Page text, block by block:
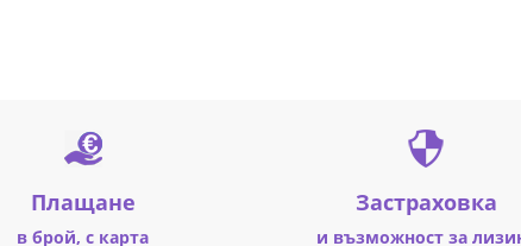
Плащане
в брой, с карта
Застраховка
и възможност за